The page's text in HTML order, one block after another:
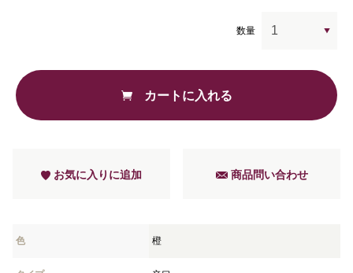
数量
カートに入れる
お気に入りに追加 商品問い合わせ
色 橙